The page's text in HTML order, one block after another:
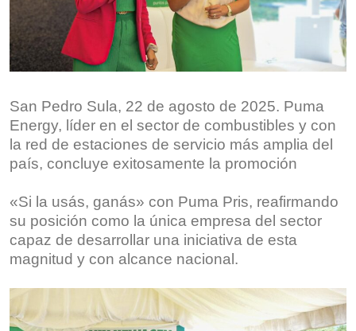
San Pedro Sula, 22 de agosto de 2025. Puma
Energy, líder en el sector de combustibles y con
la red de estaciones de servicio más amplia del
país, concluye exitosamente la promoción
«Si la usás, ganás» con Puma Pris, reafirmando
su posición como la única empresa del sector
capaz de desarrollar una iniciativa de esta
magnitud y con alcance nacional.